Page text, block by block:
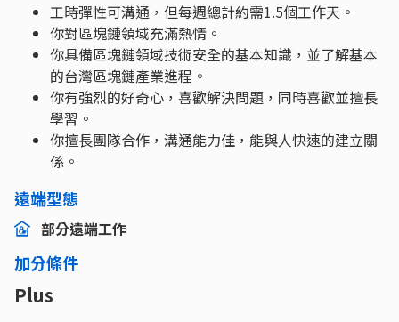
工時彈性可溝通，但每週總計約需1.5個工作天。
你對區塊鏈領域充滿熱情。
你具備區塊鏈領域技術安全的基本知識，並了解基本
的台灣區塊鏈產業進程。
你有強烈的好奇心，喜歡解決問題，同時喜歡並擅長
學習。
你擅長團隊合作，溝通能力佳，能與人快速的建立關
係。
遠端型態
部分遠端工作
加分條件
Plus